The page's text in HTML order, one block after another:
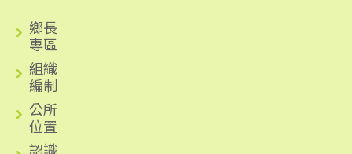
鄉長
專區
組織
編制
公所
位置
認識